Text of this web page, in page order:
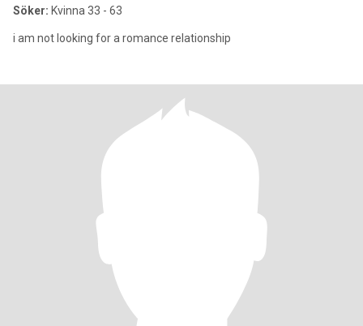
Söker: Kvinna 33 - 63
i am not looking for a romance relationship